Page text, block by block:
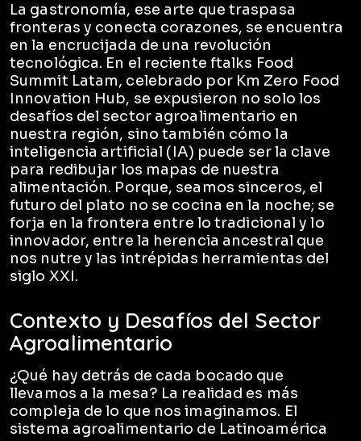
La gastronomía, ese arte que traspasa
fronteras y conecta corazones, se encuentra
en la encrucijada de una revolución
tecnológica. En el reciente ftalks Food
Summit Latam, celebrado por Km Zero Food
Innovation Hub, se expusieron no solo los
desafíos del sector agroalimentario en
nuestra región, sino también cómo la
inteligencia artificial (IA) puede ser la clave
para redibujar los mapas de nuestra
alimentación. Porque, seamos sinceros, el
futuro del plato no se cocina en la noche; se
forja en la frontera entre lo tradicional y lo
innovador, entre la herencia ancestral que
nos nutre y las intrépidas herramientas del
siglo XXI.
Contexto y Desafíos del Sector
Agroalimentario
¿Qué hay detrás de cada bocado que
llevamos a la mesa? La realidad es más
compleja de lo que nos imaginamos. El
sistema agroalimentario de Latinoamérica